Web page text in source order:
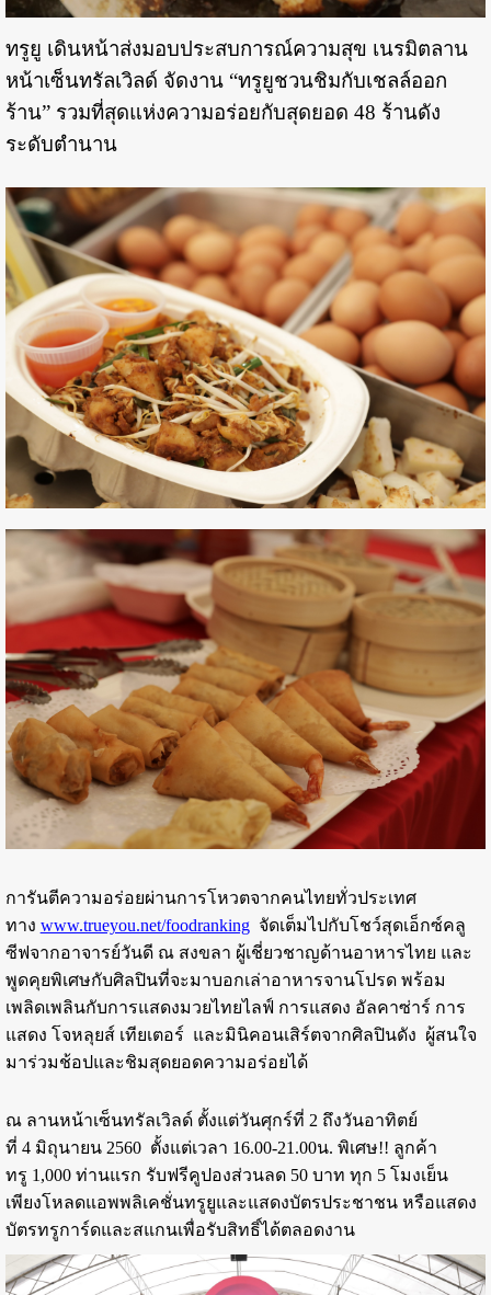
ทรูยู เดินหน้าส่งมอบประสบการณ์ความสุข เนรมิตลาน
หน้าเซ็นทรัลเวิลด์ จัดงาน “ทรูยูชวนชิมกับเชลล์ออก
ร้าน” รวมที่สุดแห่งความอร่อยกับสุดยอด 48 ร้านดัง
ระดับตำนาน
การันตีความอร่อยผ่านการโหวตจากคนไทยทั่วประเทศ
ทาง www.trueyou.net/foodranking จัดเต็มไปกับโชว์สุดเอ็กซ์คลู
ซีฟจากอาจารย์วันดี ณ สงขลา ผู้เชี่ยวชาญด้านอาหารไทย และ
พูดคุยพิเศษกับศิลปินที่จะมาบอกเล่าอาหารจานโปรด พร้อม
เพลิดเพลินกับการแสดงมวยไทยไลฟ์ การแสดง อัลคาซ่าร์ การ
แสดง โจหลุยส์ เทียเตอร์ และมินิคอนเสิร์ตจากศิลปินดัง ผู้สนใจ
มาร่วมช้อปและชิมสุดยอดความอร่อยได้
ณ ลานหน้าเซ็นทรัลเวิลด์ ตั้งแต่วันศุกร์ที่ 2 ถึงวันอาทิตย์
ที่ 4 มิถุนายน 2560 ตั้งแต่เวลา 16.00-21.00น. พิเศษ!! ลูกค้า
ทรู 1,000 ท่านแรก รับฟรีคูปองส่วนลด 50 บาท ทุก 5 โมงเย็น
เพียงโหลดแอพพลิเคชั่นทรูยูและแสดงบัตรประชาชน หรือแสดง
บัตรทรูการ์ดและสแกนเพื่อรับสิทธิ์ได้ตลอดงาน